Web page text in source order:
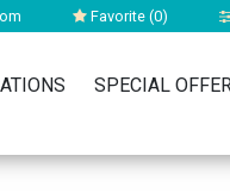
Favorite (0)
SPECIAL